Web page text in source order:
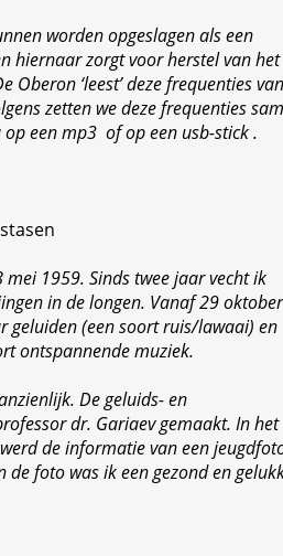
worden opgeslagen als een
hiernaar zorgt voor herstel van het
‘leest’ deze frequenties van
zetten we deze frequenties
een mp3 of op een usb-stick .
1959. Sinds twee jaar vecht ik
in de longen. Vanaf 29 oktober
geluiden (een soort ruis/lawaai) en
ontspannende muziek.
De geluids- en
dr. Gariaev gemaakt. In het
de informatie van een
de foto was ik een gezond en